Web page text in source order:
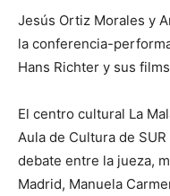
Jesús Ortiz Morales y
la conferencia-
Hans Richter y sus
El centro cultural La
Aula de Cultura de
debate entre la jueza,
Madrid, Manuela